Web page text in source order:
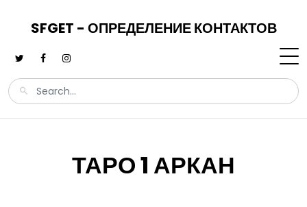
SFGET - ОПРЕДЕЛЕНИЕ КОНТАКТОВ
ТАРО 1 АРКАН